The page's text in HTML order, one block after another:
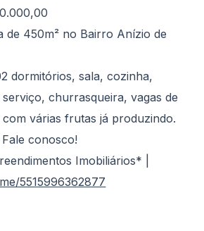
de 450m² no Bairro Anízio de
dormitórios, sala, cozinha,
churrasqueira, vagas de
várias frutas já produzindo.
conosco!
Imobiliários* |
5515996362877